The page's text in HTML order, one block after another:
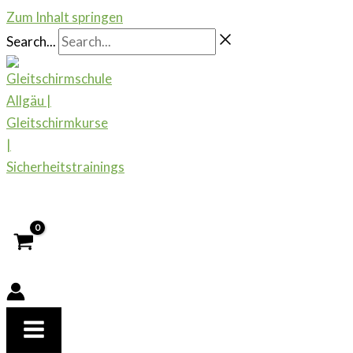
Zum Inhalt springen
Search...